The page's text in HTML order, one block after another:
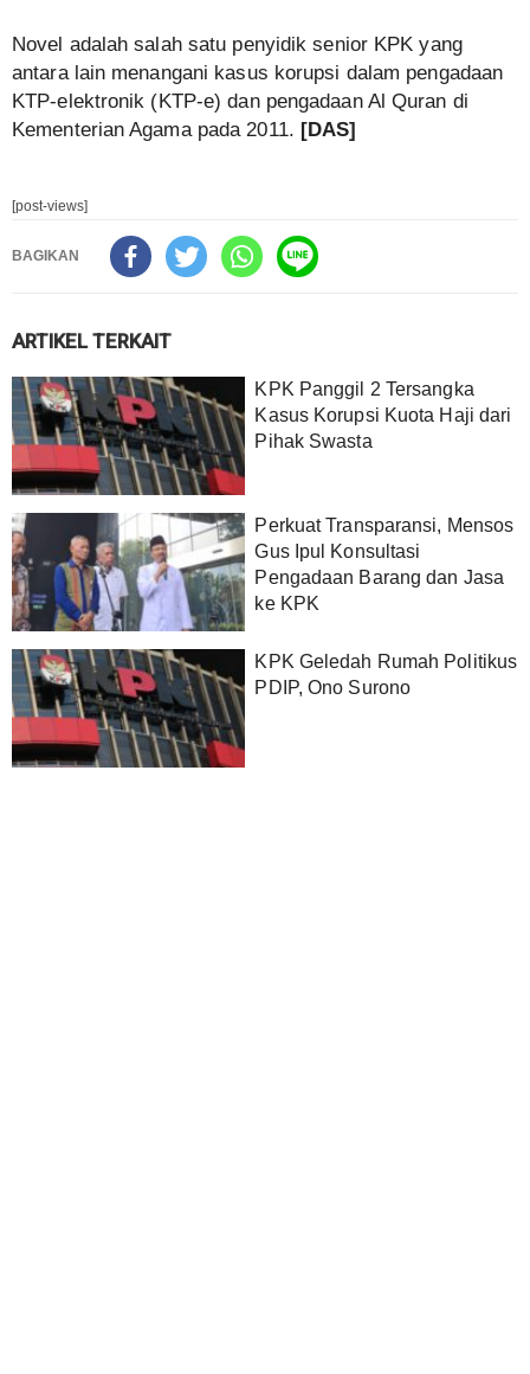
Novel adalah salah satu penyidik senior KPK yang
antara lain menangani kasus korupsi dalam pengadaan
KTP-elektronik (KTP-e) dan pengadaan Al Quran di
Kementerian Agama pada 2011. [DAS]
[post-views]
BAGIKAN
ARTIKEL TERKAIT
KPK Panggil 2 Tersangka
Kasus Korupsi Kuota Haji dari
Pihak Swasta
Perkuat Transparansi, Mensos
Gus Ipul Konsultasi
Pengadaan Barang dan Jasa
ke KPK
KPK Geledah Rumah Politikus
PDIP, Ono Surono